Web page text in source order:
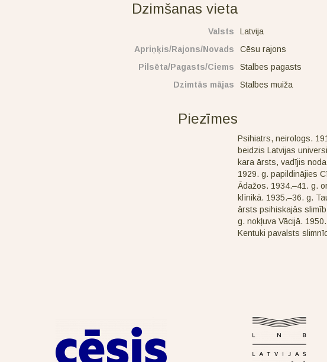
Dzimšanas vieta
Valsts
Latvija
Apriņķis/Rajons/Novads
Cēsu rajons
Pilsēta/Pagasts/Ciems
Stalbes pagasts
Dzimtās mājas
Stalbes muiža
Piezīmes
Psihiatrs, neirologs.
beidzis Latvijas
kara ārsts, vadījis
1929. g. papildinājies
Ādažos. 1934.–41. g.
klīnikā. 1935.–36. g.
ārsts psihiskajās
g. nokļuva Vācijā.
Kentuki pavalsts